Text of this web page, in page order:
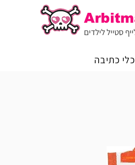
סטייל לילדים
כלי כתיבה